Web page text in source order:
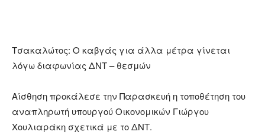
Τσακαλώτος: Ο καβγάς για άλλα μέτρα γίνεται
λόγω διαφωνίας ΔΝΤ – θεσμών
Αίσθηση προκάλεσε την Παρασκευή η τοποθέτηση του
αναπληρωτή υπουργού Οικονομικών Γιώργου
Χουλιαράκη σχετικά με το ΔΝΤ.